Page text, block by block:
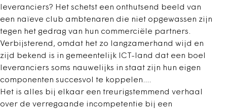
leveranciers? Het schetst een onthutsend beeld van
een naïeve club ambtenaren die niet opgewassen zijn
tegen het gedrag van hun commerciële partners.
Verbijsterend, omdat het zo langzamerhand wijd en
zijd bekend is in gemeentelijk ICT-land dat een boel
leveranciers soms nauwelijks in staat zijn hun eigen
componenten succesvol te koppelen....
Het is alles bij elkaar een treurigstemmend verhaal
over de verregaande incompetentie bij een